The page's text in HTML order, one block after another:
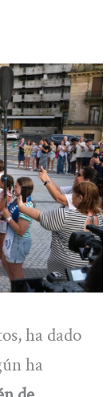
ha dado
ha